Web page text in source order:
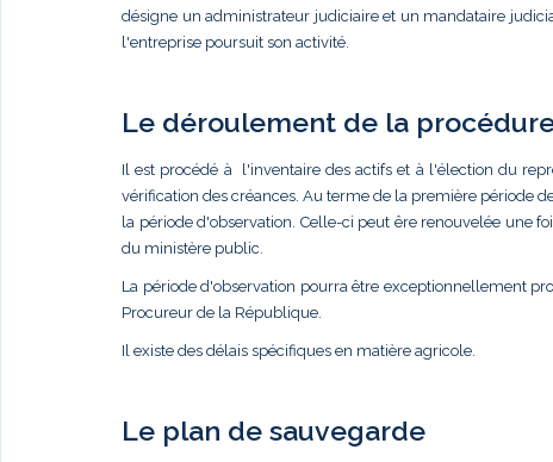
désigne un administrateur judiciaire et un mandataire
l'entreprise poursuit son activité.
Le déroulement de la
Il est procédé à l'inventaire des actifs et à l'élection du
vérification des créances. Au terme de la première période
la période d'observation. Celle-ci peut êre renouvelée une
du ministère public.
La période d'observation pourra être exceptionnellement
Procureur de la République.
Il existe des délais spécifiques en matière agricole.
Le plan de sauvegarde